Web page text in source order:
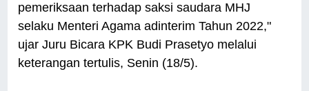
pemeriksaan terhadap saksi saudara MHJ
selaku Menteri Agama adinterim Tahun 2022,"
ujar Juru Bicara KPK Budi Prasetyo melalui
keterangan tertulis, Senin (18/5).